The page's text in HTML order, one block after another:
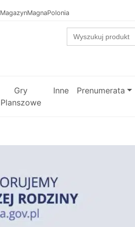
MagazynMagnaPolonia
Search
for:
Gry
Planszowe
Inne Prenumerata